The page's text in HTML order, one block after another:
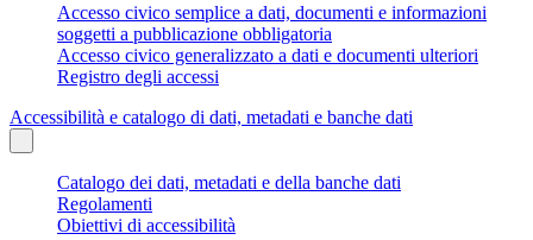
Accesso civico semplice a dati, documenti e informazioni
soggetti a pubblicazione obbligatoria
Accesso civico generalizzato a dati e documenti ulteriori
Registro degli accessi
Accessibilità e catalogo di dati, metadati e banche dati
Catalogo dei dati, metadati e della banche dati
Regolamenti
Obiettivi di accessibilità